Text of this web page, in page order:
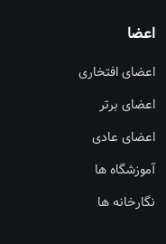
اعضا
اعضای افتخاری
اعضای برتر
اعضای عادی
آموزشگاه ها
نگارخانه ها